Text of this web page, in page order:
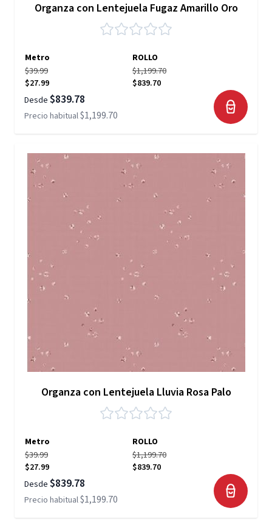
Organza con Lentejuela Fugaz Amarillo Oro
Metro
ROLLO
$39.99
$27.99
$1,199.70
$839.70
Desde $839.78
Precio habitual$1,199.70
Organza con Lentejuela Lluvia Rosa Palo
Metro
ROLLO
$39.99
$27.99
$1,199.70
$839.70
Desde $839.78
Precio habitual$1,199.70